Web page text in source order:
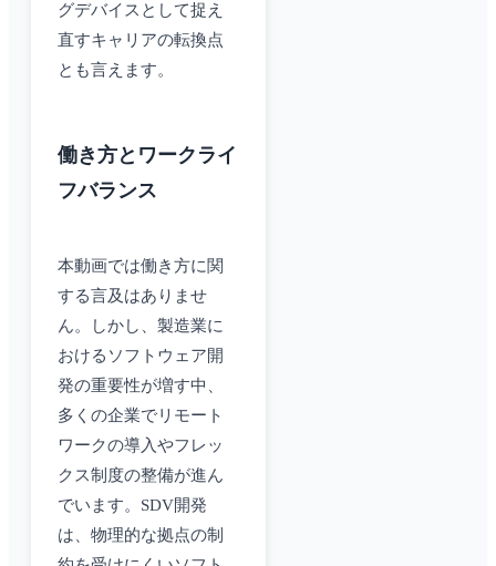
グデバイスとして捉え
直すキャリアの転換点
とも言えます。
働き方とワークライ
フバランス
本動画では働き方に関
する言及はありませ
ん。しかし、製造業に
おけるソフトウェア開
発の重要性が増す中、
多くの企業でリモート
ワークの導入やフレッ
クス制度の整備が進ん
でいます。SDV開発
は、物理的な拠点の制